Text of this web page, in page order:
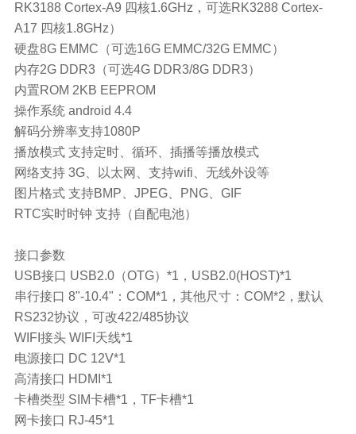
RK3188 Cortex-A9 四核1.6GHz，可选RK3288 Cortex-
A17 四核1.8GHz）
硬盘8G EMMC（可选16G EMMC/32G EMMC）
内存2G DDR3（可选4G DDR3/8G DDR3）
内置ROM 2KB EEPROM
操作系统 android 4.4
解码分辨率支持1080P
播放模式 支持定时、循环、插播等播放模式
网络支持 3G、以太网、支持wifi、无线外设等
图片格式 支持BMP、JPEG、PNG、GIF
RTC实时时钟 支持（自配电池）
接口参数
USB接口 USB2.0（OTG）*1，USB2.0(HOST)*1
串行接口 8"-10.4"：COM*1，其他尺寸：COM*2，默认
RS232协议，可改422/485协议
WIFI接头 WIFI天线*1
电源接口 DC 12V*1
高清接口 HDMI*1
卡槽类型 SIM卡槽*1，TF卡槽*1
网卡接口 RJ-45*1